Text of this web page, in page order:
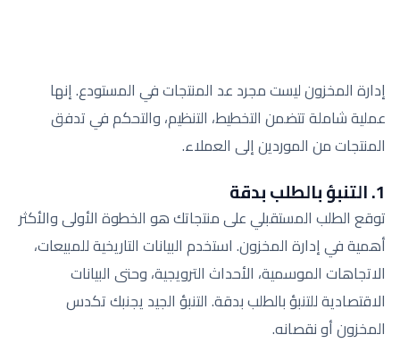
إدارة المخزون ليست مجرد عد المنتجات في المستودع. إنها
عملية شاملة تتضمن التخطيط، التنظيم، والتحكم في تدفق
المنتجات من الموردين إلى العملاء.
1. التنبؤ بالطلب بدقة
توقع الطلب المستقبلي على منتجاتك هو الخطوة الأولى والأكثر
أهمية في إدارة المخزون. استخدم البيانات التاريخية للمبيعات،
الاتجاهات الموسمية، الأحداث الترويجية، وحتى البيانات
الاقتصادية للتنبؤ بالطلب بدقة. التنبؤ الجيد يجنبك تكدس
المخزون أو نقصانه.